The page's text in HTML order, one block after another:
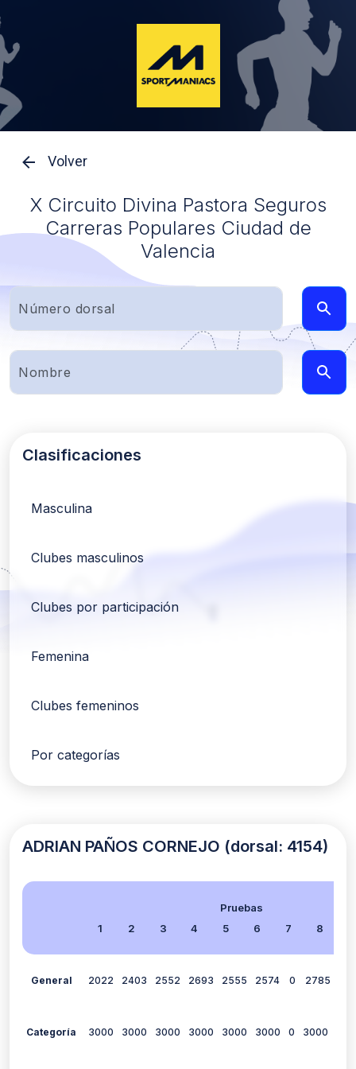
Volver
X Circuito Divina Pastora Seguros
Carreras Populares Ciudad de
Valencia
Clasificaciones
Masculina
Clubes masculinos
Clubes por participación
Femenina
Clubes femeninos
Por categorías
ADRIAN PAÑOS CORNEJO (dorsal: 4154)
Pruebas
1
2 3 4 5 6 7 8
General 2022 2403 2552 2693 2555 2574 0 2785
Categoría 3000 3000 3000 3000 3000 3000 0 3000